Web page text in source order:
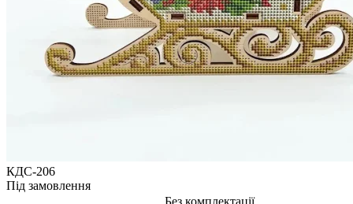
КДС-206
Під замовлення
Без комплектації